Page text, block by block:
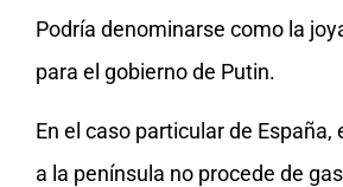
Podría denominarse como la
para el gobierno de Putin.
En el caso particular de
a la península no procede de